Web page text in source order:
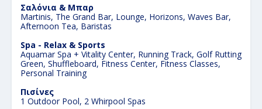
Σαλόνια & Μπαρ
Martinis, The Grand Bar, Lounge, Horizons, Waves Bar,
Afternoon Tea, Baristas
Spa - Relax & Sports
Aquamar Spa + Vitality Center, Running Track, Golf Rutting
Green, Shuffleboard, Fitness Center, Fitness Classes,
Personal Training
Πισίνες
1 Outdoor Pool, 2 Whirpool Spas